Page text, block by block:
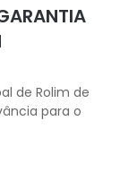
de Rolim de
para o